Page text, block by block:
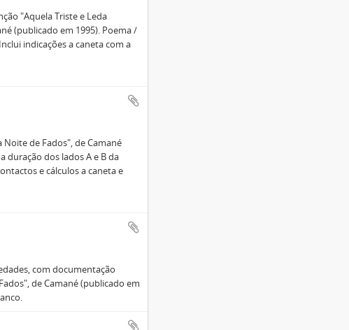
"Aquela Triste e Leda
(publicado em 1995). Poema /
indicações a caneta com a
de Fados", de Camané
duração dos lados A e B da
e cálculos a caneta e
com documentação
de Camané (publicado em